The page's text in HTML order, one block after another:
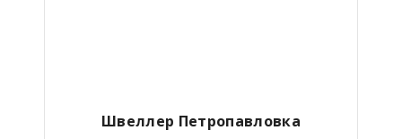
Швеллер Петропавловка